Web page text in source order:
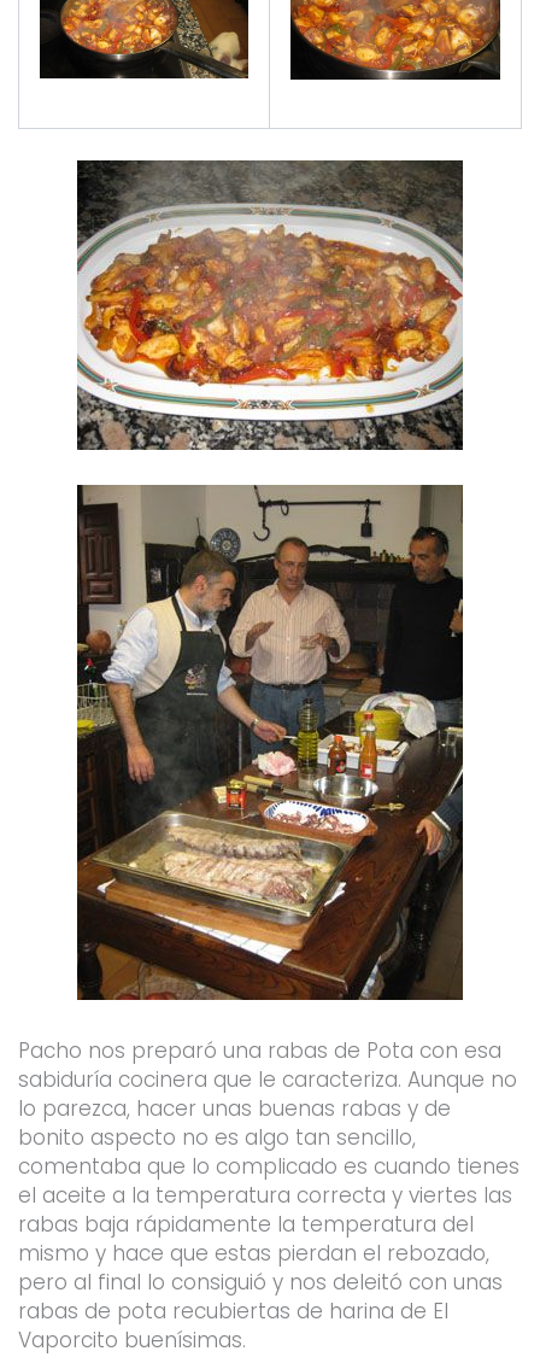
Pacho nos preparó una rabas de Pota con esa
sabiduría cocinera que le caracteriza. Aunque no
lo parezca, hacer unas buenas rabas y de
bonito aspecto no es algo tan sencillo,
comentaba que lo complicado es cuando tienes
el aceite a la temperatura correcta y viertes las
rabas baja rápidamente la temperatura del
mismo y hace que estas pierdan el rebozado,
pero al final lo consiguió y nos deleitó con unas
rabas de pota recubiertas de harina de El
Vaporcito buenísimas.